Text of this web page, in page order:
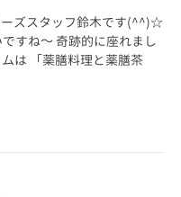
ズスタッフ鈴木です(^^)☆
すね～ 奇跡的に座れまし
は 「薬膳料理と薬膳茶